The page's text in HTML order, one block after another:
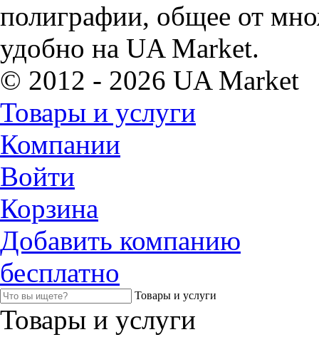
полиграфии, общее от
удобно на UA Market.
© 2012 - 2026 UA Market
Товары и услуги
Компании
Войти
Корзина
Добавить компанию
бесплатно
Товары и услуги
Товары и услуги